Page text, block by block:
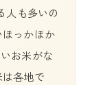
人も多いの
ほっかほか
お米がな
各地で